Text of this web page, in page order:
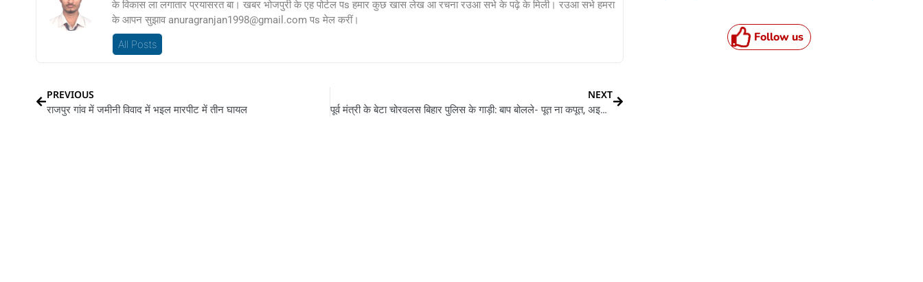
के विकास ला लगातार प्रयासरत बा। खबर भोजपुरी के एह पोर्टल पs हमार कुछ खास लेख आ रचना रउआ सभे के पढ़े के मिली। रउआ सभे हमरा
के आपन सुझाव anuragranjan1998@gmail.com पs मेल करीं।
All Posts
PREVIOUS
राजपुर गांव में जमीनी विवाद में भइल मारपीट में तीन घायल
NEXT
पूर्व मंत्री के बेटा चोरवलस बिहार पुलिस के गाड़ी: बाप बोलले- पूत ना कपूत, अइसन बेटा के शूट कs देवे के चाहीं
Follow us